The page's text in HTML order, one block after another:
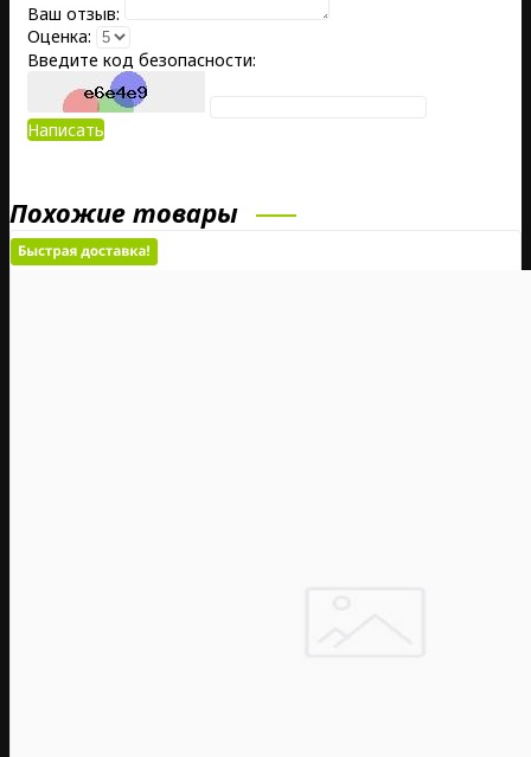
Ваш отзыв:
Оценка:
Введите код безопасности:
Написать
Похожие товары